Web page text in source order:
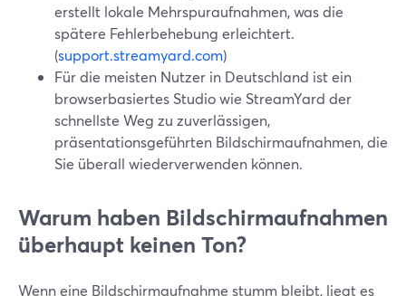
erstellt lokale Mehrspuraufnahmen, was die
spätere Fehlerbehebung erleichtert.
(support.streamyard.com)
Für die meisten Nutzer in Deutschland ist ein
browserbasiertes Studio wie StreamYard der
schnellste Weg zu zuverlässigen,
präsentationsgeführten Bildschirmaufnahmen, die
Sie überall wiederverwenden können.
Warum haben Bildschirmaufnahmen
überhaupt keinen Ton?
Wenn eine Bildschirmaufnahme stumm bleibt, liegt es